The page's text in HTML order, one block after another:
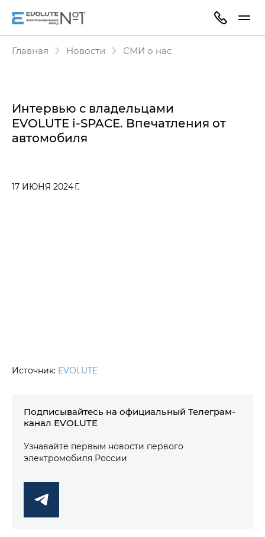
Главная Новости СМИ о нас
Интервью с владельцами
EVOLUTE i‑SPACE. Впечатления от
автомобиля
17 ИЮНЯ 2024 Г.
Источник: EVOLUTE
Подписывайтесь на официальный Телеграм-
канал EVOLUTE
Узнавайте первым новости первого
электромобиля России